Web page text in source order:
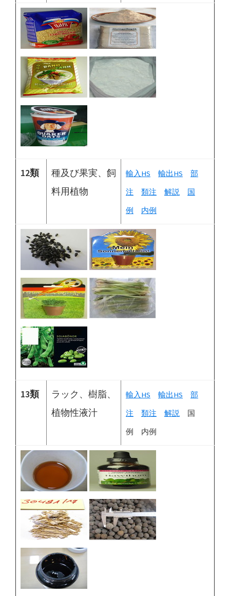
12類
種及び果実、飼
料用植物
輸入HS 輸出HS
部
注
類注 解説
国
例
内例
13類
ラック、樹脂、
植物性液汁
輸入HS 輸出HS
部
注
類注 解説 国
例 内例